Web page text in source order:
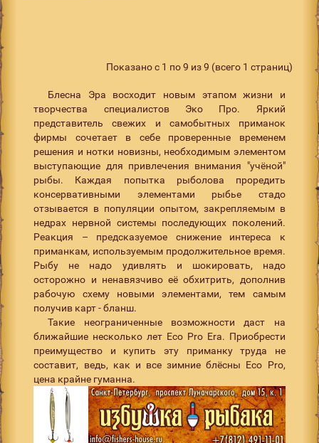
Показано с 1 по 9 из 9 (всего 1 страниц)
Блесна Эра восходит новым этапом жизни и
творчества специалистов Эко Про. Яркий
представитель свежих и самобытных приманок
фирмы сочетает в себе проверенные временем
решения и нотки новизны, необходимым элементом
выступающие для привлечения внимания "учёной"
рыбы. Каждая попытка рыболова проредить
консервативными элементами рыбье стадо
отзывается в популяции опытом, закрепляемым в
недрах нервной системы последующих поколений.
Реакция – предсказуемое снижение интереса к
приманкам, используемым продолжительное время.
Рыбу не надо удивлять и шокировать, надо
осторожно и ненавязчиво её обхитрить, дополнив
рабочую схему новыми элементами, тем самым
получив карт - бланш.
Такие неограниченные возможности даст на
ближайшие несколько лет Eco Pro Era. Приобрести
преимущество и купить эту приманку труда не
составит, ведь, как и все зимние блёсны Eco Pro,
цена крайне гуманна.